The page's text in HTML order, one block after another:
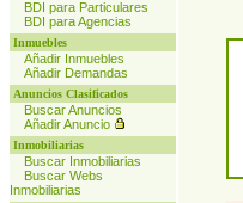
BDI para Particulares
BDI para Agencias
Inmuebles
Añadir Inmuebles
Añadir Demandas
Anuncios Clasificados
Buscar Anuncios
Añadir Anuncio
Inmobiliarias
Buscar Inmobiliarias
Buscar Webs
Inmobiliarias